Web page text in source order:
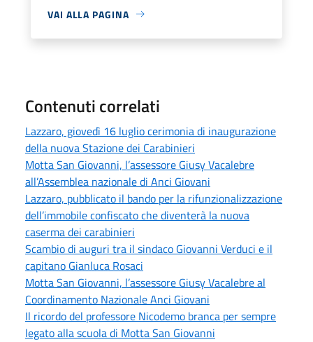
VAI ALLA PAGINA
Contenuti correlati
Lazzaro, giovedì 16 luglio cerimonia di inaugurazione
della nuova Stazione dei Carabinieri
Motta San Giovanni, l’assessore Giusy Vacalebre
all’Assemblea nazionale di Anci Giovani
Lazzaro, pubblicato il bando per la rifunzionalizzazione
dell’immobile confiscato che diventerà la nuova
caserma dei carabinieri
Scambio di auguri tra il sindaco Giovanni Verduci e il
capitano Gianluca Rosaci
Motta San Giovanni, l’assessore Giusy Vacalebre al
Coordinamento Nazionale Anci Giovani
Il ricordo del professore Nicodemo branca per sempre
legato alla scuola di Motta San Giovanni